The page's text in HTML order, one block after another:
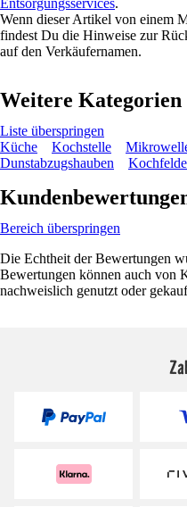
Entsorgungsservices.
Wenn dieser Artikel von einem
findest Du die Hinweise zur
auf den Verkäufernamen.
Weitere Kategorien
Liste überspringen
Küche
Kochstelle
Dunstabzugshauben
Bereich überspringen
Die Echtheit der Bewertungen
Bewertungen können auch von
nachweislich genutzt oder